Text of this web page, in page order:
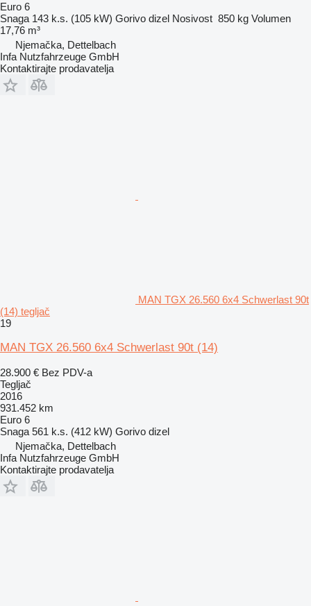
Euro 6
Snaga 143 k.s. (105 kW) Gorivo dizel Nosivost 850 kg Volumen
17,76 m³
Njemačka, Dettelbach
Infa Nutzfahrzeuge GmbH
Kontaktirajte prodavatelja
MAN TGX 26.560 6x4 Schwerlast 90t
(14) tegljač
19
MAN TGX 26.560 6x4 Schwerlast 90t (14)
28.900 € Bez PDV-a
Tegljač
2016
931.452 km
Euro 6
Snaga 561 k.s. (412 kW) Gorivo dizel
Njemačka, Dettelbach
Infa Nutzfahrzeuge GmbH
Kontaktirajte prodavatelja